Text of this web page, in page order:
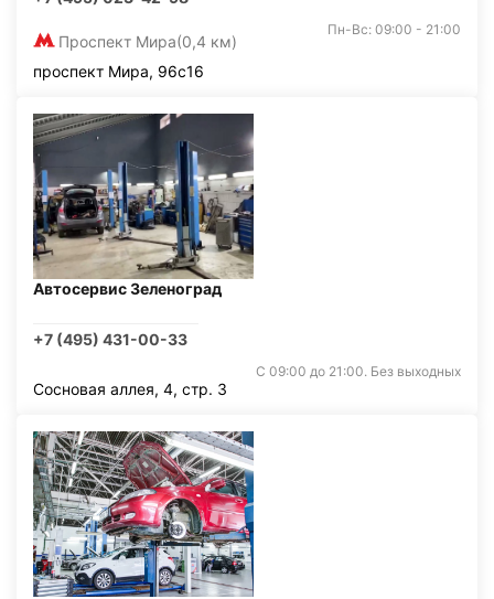
Проспект Мира(0,4 км)
Пн-Вс: 09:00 - 21:00
проспект Мира, 96с16
Автосервис Зеленоград
+7 (495) 431-00-33
С 09:00 до 21:00. Без выходных
Сосновая аллея, 4, стр. 3